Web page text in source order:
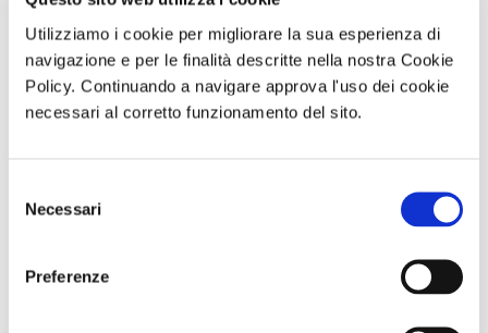
Utilizziamo i cookie per migliorare la sua esperienza di
navigazione e per le finalità descritte nella nostra Cookie
Policy. Continuando a navigare approva l'uso dei cookie
necessari al corretto funzionamento del sito.
delNecessari
Preferenze
parli.
Per approfondimenti e news su quest'attivitàclicca qui
di Redazione Cralt Magazine